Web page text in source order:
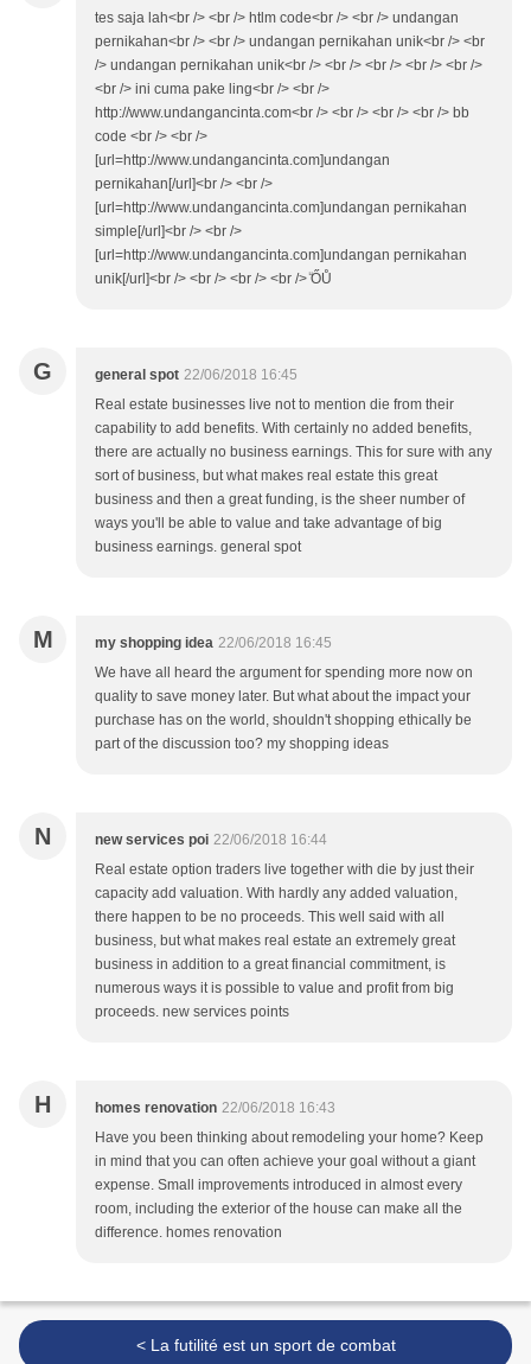
tes saja lah<br /> <br /> htlm code<br /> <br /> undangan
pernikahan<br /> <br /> undangan pernikahan unik<br /> <br
/> undangan pernikahan unik<br /> <br /> <br /> <br /> <br />
<br /> ini cuma pake ling<br /> <br />
http://www.undangancinta.com<br /> <br /> <br /> <br /> bb
code <br /> <br />
[url=http://www.undangancinta.com]undangan
pernikahan[/url]<br /> <br />
[url=http://www.undangancinta.com]undangan pernikahan
simple[/url]<br /> <br />
[url=http://www.undangancinta.com]undangan pernikahan
unik[/url]<br /> <br /> <br /> <br /> ⷰŐŮ
G general spot 22/06/2018 16:45
Real estate businesses live not to mention die from their
capability to add benefits. With certainly no added benefits,
there are actually no business earnings. This for sure with any
sort of business, but what makes real estate this great
business and then a great funding, is the sheer number of
ways you'll be able to value and take advantage of big
business earnings. general spot
M my shopping idea 22/06/2018 16:45
We have all heard the argument for spending more now on
quality to save money later. But what about the impact your
purchase has on the world, shouldn't shopping ethically be
part of the discussion too? my shopping ideas
N new services poi 22/06/2018 16:44
Real estate option traders live together with die by just their
capacity add valuation. With hardly any added valuation,
there happen to be no proceeds. This well said with all
business, but what makes real estate an extremely great
business in addition to a great financial commitment, is
numerous ways it is possible to value and profit from big
proceeds. new services points
H homes renovation 22/06/2018 16:43
Have you been thinking about remodeling your home? Keep
in mind that you can often achieve your goal without a giant
expense. Small improvements introduced in almost every
room, including the exterior of the house can make all the
difference. homes renovation
< La futilité est un sport de combat